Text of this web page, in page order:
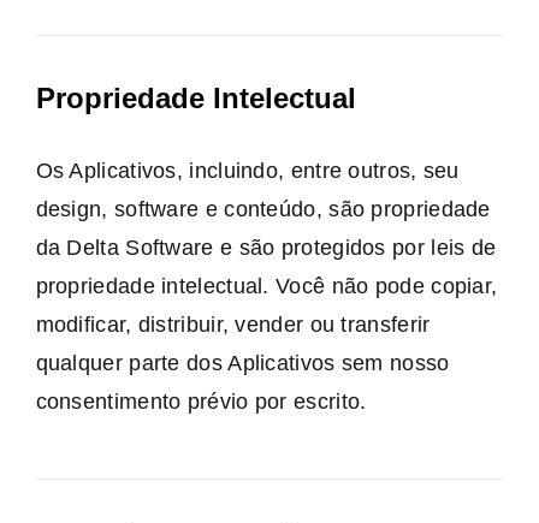
Propriedade Intelectual
Os Aplicativos, incluindo, entre outros, seu
design, software e conteúdo, são propriedade
da Delta Software e são protegidos por leis de
propriedade intelectual. Você não pode copiar,
modificar, distribuir, vender ou transferir
qualquer parte dos Aplicativos sem nosso
consentimento prévio por escrito.